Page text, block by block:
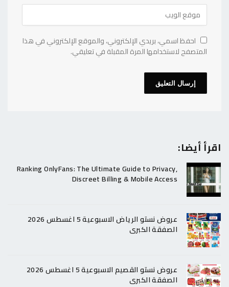
احفظ اسمي، بريدي الإلكتروني، والموقع الإلكتروني في هذا
المتصفح لاستخدامها المرة المقبلة في تعليقي.
اقرأ أيضا:
Ranking OnlyFans: The Ultimate Guide to Privacy,
Discreet Billing & Mobile Access
عروض نستو الرياض الاسبوعية 5 اغسطس 2026
الصفقة الكبرى
عروض نستو القصيم الاسبوعية 5 اغسطس 2026
الصفقة الكبرى